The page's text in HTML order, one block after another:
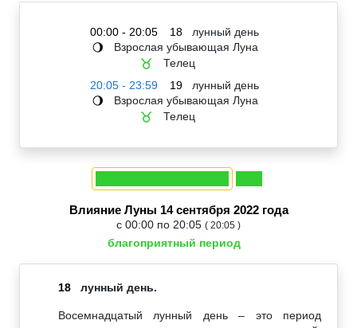
00:00 - 20:05 18 лунный день
🌖 Взрослая убывающая Луна
♉
Телец
20:05 - 23:59
19 лунный день
🌖 Взрослая убывающая Луна
♉ Телец
Влияние Луны 14 сентября 2022 года
с 00:00 по 20:05 ( 20:05 )
благоприятный период
18 лунный день.
Восемнадцатый лунный день – это период